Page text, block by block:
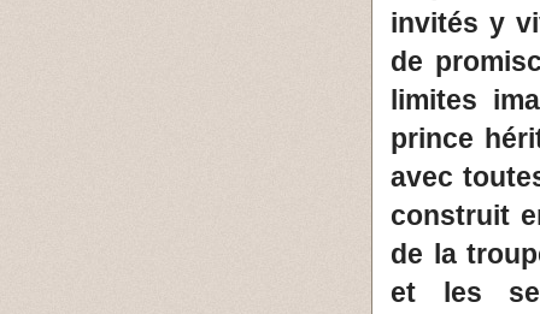
invités y
de
limites
prince
avec
construit
de la
et les